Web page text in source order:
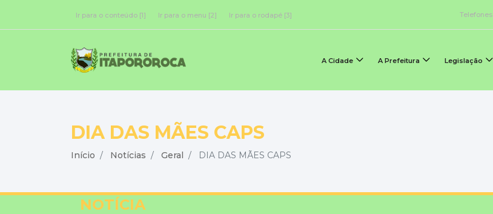
Ir para o conteúdo [1] Ir para o menu [2] Ir para o rodapé [3] Telefones
A Cidade A Prefeitura Legislação
DIA DAS MÃES CAPS
Início Notícias Geral DIA DAS MÃES CAPS
NOTÍCIA